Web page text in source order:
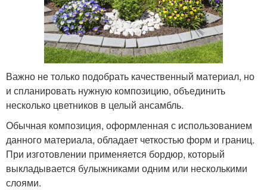
Важно не только подобрать качественный материал, но
и спланировать нужную композицию, объединить
несколько цветников в целый ансамбль.
Обычная композиция, оформленная с использованием
данного материала, обладает четкостью форм и границ.
При изготовлении применяется бордюр, который
выкладывается булыжниками одним или несколькими
слоями.